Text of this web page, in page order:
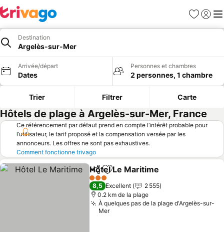
Favoris
Se
Destination
Argelès-sur-Mer
Arrivée/départ
Dates
Personnes et chambres
2 personnes, 1 chambre
Trier Filtrer Carte
Hôtels de plage à Argelès-sur-Mer, France
Ce référencement par défaut prend en compte l’intérêt probable pour
l’utilisateur, le tarif proposé et la compensation versée par les
annonceurs. Les offres ne sont pas exhaustives.
Comment fonctionne trivago
PartagerAjouter à mes favoris
Hôtel Le Maritime
3 Étoiles
8,5 Excellent
2 555
0.2 km de la plage
À quelques pas de la plage d'Argelès-sur-
Mer